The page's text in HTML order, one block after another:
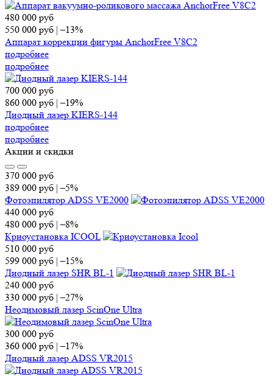
480 000 руб
550 000 руб |–13%
Аппарат коррекции фигуры AnchorFree V8C2
подробнее
подробнее
700 000 руб
860 000 руб |–19%
Диодный лазер KIERS-144
подробнее
подробнее
Акции и скидки
370 000 руб
389 000 руб |–5%
Фотоэпилятор ADSS VE2000
440 000 руб
480 000 руб |–8%
Криоустановка ICOOL
510 000 руб
599 000 руб |–15%
Диодный лазер SHR BL-1
240 000 руб
330 000 руб |–27%
Неодимовый лазер ScinOne Ultra
300 000 руб
360 000 руб |–17%
Диодный лазер ADSS VR2015